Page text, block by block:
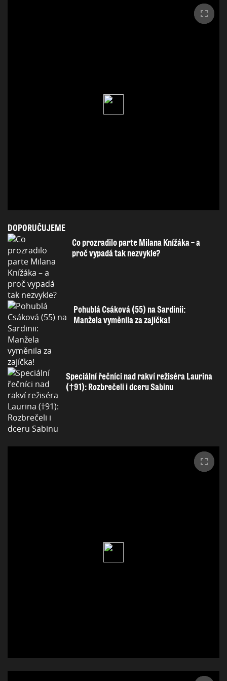
DOPORUČUJEME
Co prozradilo parte Milana Knížáka – a
proč vypadá tak nezvykle?
Pohublá Csáková (55) na Sardinii:
Manžela vyměnila za zajíčka!
Speciální řečníci nad rakví režiséra Laurina
(†91): Rozbrečeli i dceru Sabinu